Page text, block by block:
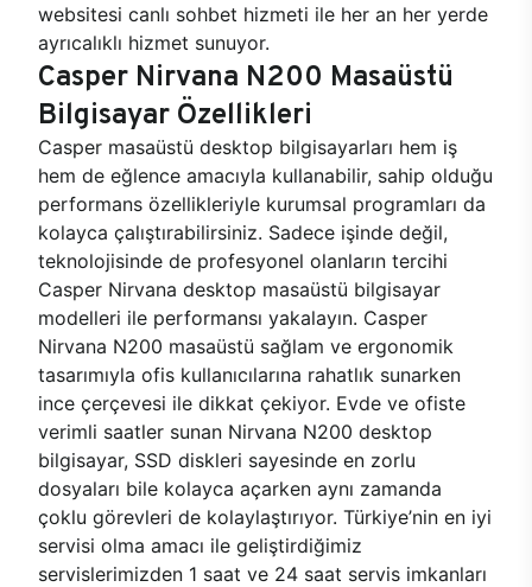
websitesi canlı sohbet hizmeti ile her an her yerde
ayrıcalıklı hizmet sunuyor.
Casper Nirvana N200 Masaüstü
Bilgisayar Özellikleri
Casper masaüstü desktop bilgisayarları hem iş
hem de eğlence amacıyla kullanabilir, sahip olduğu
performans özellikleriyle kurumsal programları da
kolayca çalıştırabilirsiniz. Sadece işinde değil,
teknolojisinde de profesyonel olanların tercihi
Casper Nirvana desktop masaüstü bilgisayar
modelleri ile performansı yakalayın. Casper
Nirvana N200 masaüstü sağlam ve ergonomik
tasarımıyla ofis kullanıcılarına rahatlık sunarken
ince çerçevesi ile dikkat çekiyor. Evde ve ofiste
verimli saatler sunan Nirvana N200 desktop
bilgisayar, SSD diskleri sayesinde en zorlu
dosyaları bile kolayca açarken aynı zamanda
çoklu görevleri de kolaylaştırıyor. Türkiye’nin en iyi
servisi olma amacı ile geliştirdiğimiz
servislerimizden 1 saat ve 24 saat servis imkanları